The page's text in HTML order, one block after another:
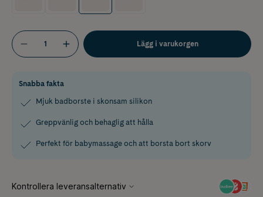
Lägg i varukorgen
Snabba fakta
Mjuk badborste i skonsam silikon
Greppvänlig och behaglig att hålla
Perfekt för babymassage och att borsta bort skorv